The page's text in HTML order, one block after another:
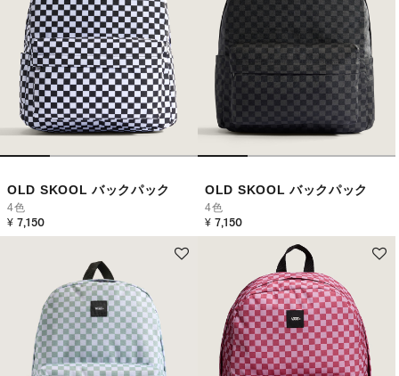
OLD SKOOL バックパック
4色
¥ 7,150
OLD SKOOL バックパック
4色
¥ 7,150